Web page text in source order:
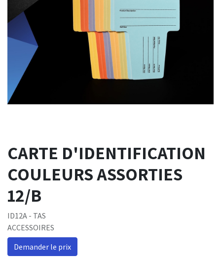
CARTE D'IDENTIFICATION
COULEURS ASSORTIES
12/B
ID12A - TAS
ACCESSOIRES
Demander le prix